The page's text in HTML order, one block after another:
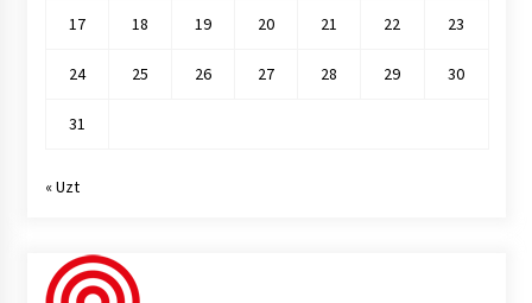
17 18 19 20 21 22 23
24 25 26 27 28 29 30
31
« Uzt